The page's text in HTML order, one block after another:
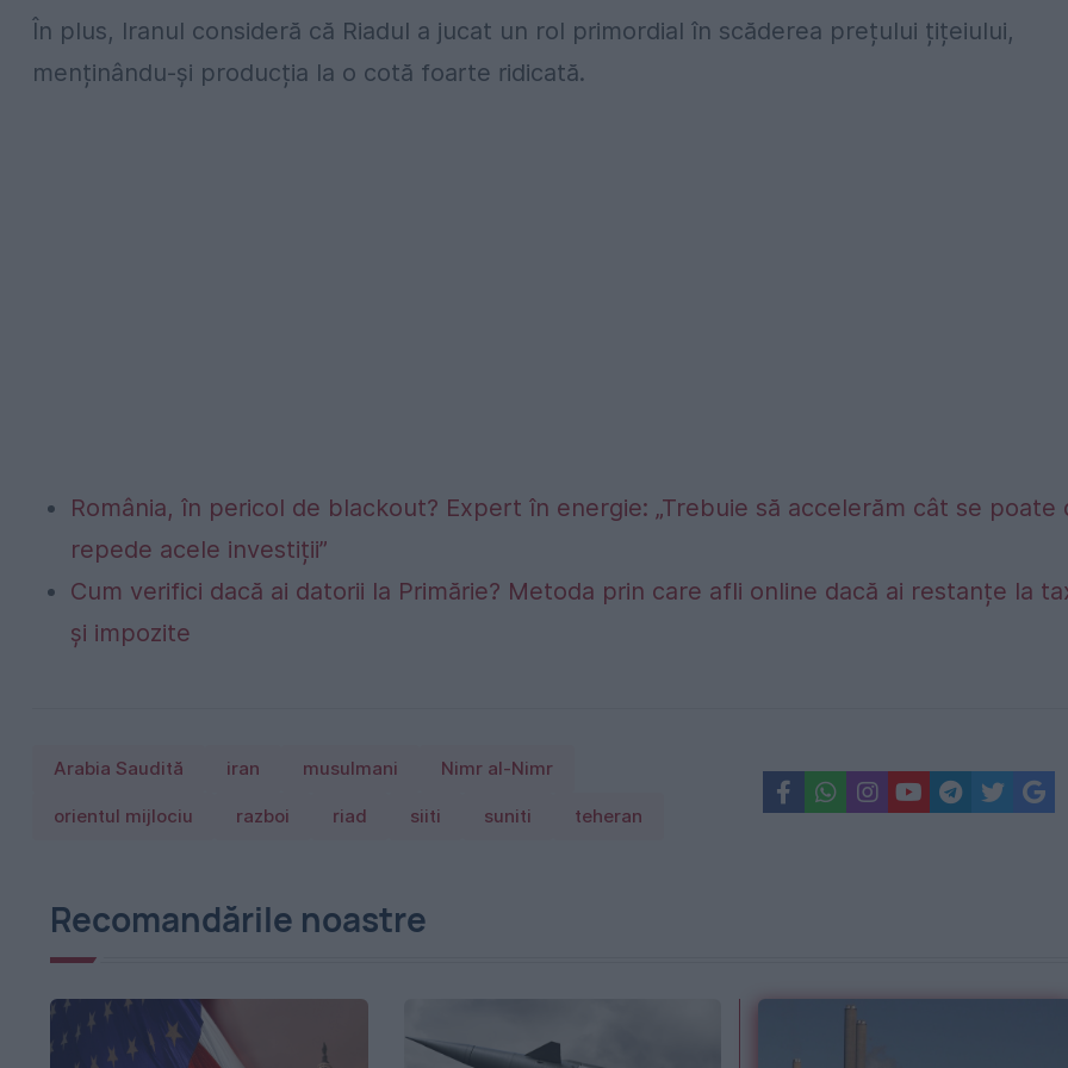
În plus, Iranul consideră că Riadul a jucat un rol primordial în scăderea prețului țițeiului,
menținându-și producția la o cotă foarte ridicată.
România, în pericol de blackout? Expert în energie: „Trebuie să accelerăm cât se poate
repede acele investiții”
Cum verifici dacă ai datorii la Primărie? Metoda prin care afli online dacă ai restanțe la
și impozite
Arabia Saudită iran musulmani Nimr al-Nimr
orientul mijlociu razboi riad siiti suniti teheran
Recomandările noastre